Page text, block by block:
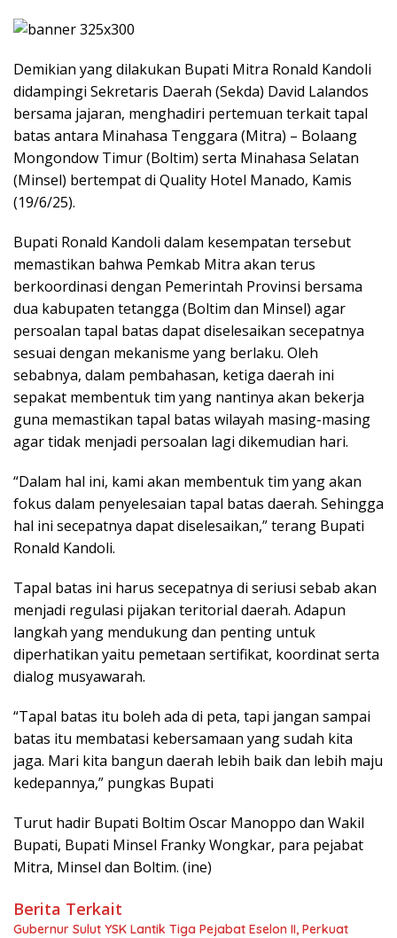
Demikian yang dilakukan Bupati Mitra Ronald Kandoli
didampingi Sekretaris Daerah (Sekda) David Lalandos
bersama jajaran, menghadiri pertemuan terkait tapal
batas antara Minahasa Tenggara (Mitra) – Bolaang
Mongondow Timur (Boltim) serta Minahasa Selatan
(Minsel) bertempat di Quality Hotel Manado, Kamis
(19/6/25).
Bupati Ronald Kandoli dalam kesempatan tersebut
memastikan bahwa Pemkab Mitra akan terus
berkoordinasi dengan Pemerintah Provinsi bersama
dua kabupaten tetangga (Boltim dan Minsel) agar
persoalan tapal batas dapat diselesaikan secepatnya
sesuai dengan mekanisme yang berlaku. Oleh
sebabnya, dalam pembahasan, ketiga daerah ini
sepakat membentuk tim yang nantinya akan bekerja
guna memastikan tapal batas wilayah masing-masing
agar tidak menjadi persoalan lagi dikemudian hari.
“Dalam hal ini, kami akan membentuk tim yang akan
fokus dalam penyelesaian tapal batas daerah. Sehingga
hal ini secepatnya dapat diselesaikan,” terang Bupati
Ronald Kandoli.
Tapal batas ini harus secepatnya di seriusi sebab akan
menjadi regulasi pijakan teritorial daerah. Adapun
langkah yang mendukung dan penting untuk
diperhatikan yaitu pemetaan sertifikat, koordinat serta
dialog musyawarah.
“Tapal batas itu boleh ada di peta, tapi jangan sampai
batas itu membatasi kebersamaan yang sudah kita
jaga. Mari kita bangun daerah lebih baik dan lebih maju
kedepannya,” pungkas Bupati
Turut hadir Bupati Boltim Oscar Manoppo dan Wakil
Bupati, Bupati Minsel Franky Wongkar, para pejabat
Mitra, Minsel dan Boltim. (ine)
Berita Terkait
Gubernur Sulut YSK Lantik Tiga Pejabat Eselon II, Perkuat